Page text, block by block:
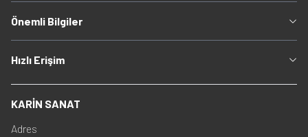
Önemli Bilgiler
Hızlı Erişim
KARİN SANAT
Adres